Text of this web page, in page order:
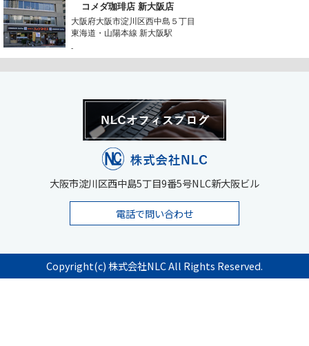
コメダ珈琲店 新大阪店
大阪府大阪市淀川区西中島５丁目
東海道・山陽本線 新大阪駅
-
大阪市淀川区西中島5丁目9番5号NLC新大阪ビル
電話で問い合わせ
Copyright(c) 株式会社NLC All Rights Reserved.